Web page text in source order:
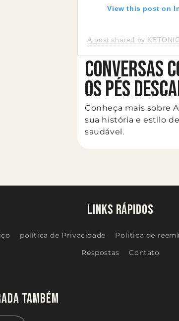
View this post on
A post shared by
CONVERSAS
OS PÉS
Conheça mais sobre
sua história e estilo
saudável.
Links Rápidos
política de Privacidade Politica de
Respostas
Contato
também